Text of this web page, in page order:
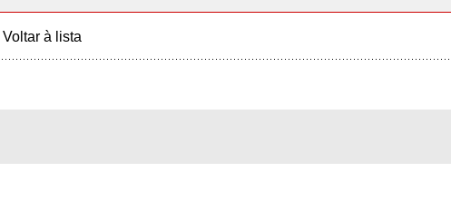
Voltar à lista